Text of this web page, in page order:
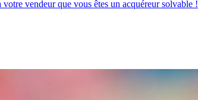
vendeur que vous êtes un acquéreur solvable !